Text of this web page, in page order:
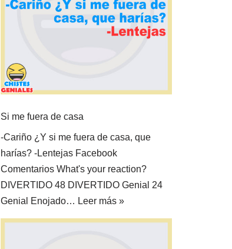
Si me fuera de casa
-Cariño ¿Y si me fuera de casa, que
harías? -Lentejas Facebook
Comentarios What's your reaction?
DIVERTIDO 48 DIVERTIDO Genial 24
Genial Enojado… Leer más »